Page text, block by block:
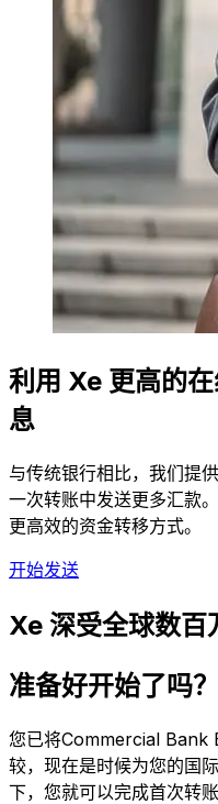
利用 Xe 更高的
息
与传统银行相比，我们提
一次转账中发送更多汇款
更高效的资金转移方式。
开始发送
Xe 深受全球数百
准备好开始了吗？
您已将Commercial Bank
较，现在是时候为您的国
下，您就可以完成首次转